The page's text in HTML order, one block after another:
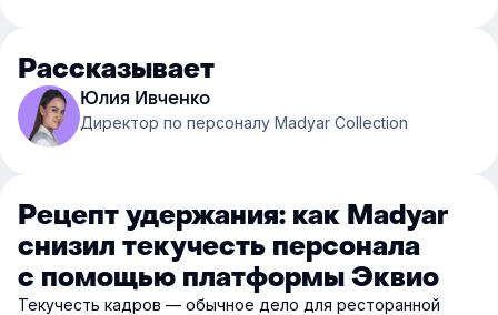
Рассказывает
Юлия Ивченко
Директор по персоналу Madyar Collection
Рецепт удержания: как Madyar
снизил текучесть персонала
с помощью платформы Эквио
Текучесть кадров — обычное дело для ресторанной